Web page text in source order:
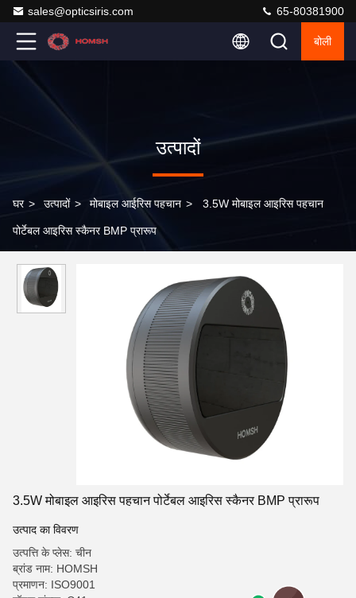
sales@opticsiris.com 65-80381900
बोली
उत्पादों
घर > उत्पादों > मोबाइल आईरिस पहचान > 3.5W मोबाइल आइरिस पहचान
पोर्टेबल आइरिस स्कैनर BMP प्रारूप
3.5W मोबाइल आइरिस पहचान पोर्टेबल आइरिस स्कैनर BMP प्रारूप
उत्पाद का विवरण
उत्पत्ति के प्लेस: चीन
ब्रांड नाम: HOMSH
प्रमाणन: ISO9001